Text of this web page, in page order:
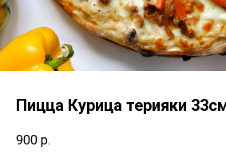
Пицца Курица терияки
900 р.